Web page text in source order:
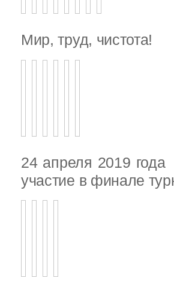
Мир, труд, чистота!
24 апреля 2019
участие в финале